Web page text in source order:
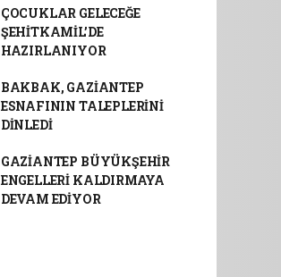
ÇOCUKLAR GELECEĞE
ŞEHİTKAMİL’DE
HAZIRLANIYOR
BAKBAK, GAZİANTEP
ESNAFININ TALEPLERİNİ
DİNLEDİ
GAZİANTEP BÜYÜKŞEHİR
ENGELLERİ KALDIRMAYA
DEVAM EDİYOR